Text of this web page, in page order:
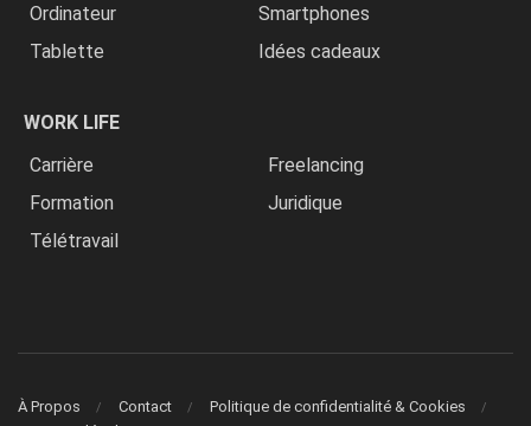
Ordinateur
Smartphones
Tablette
Idées cadeaux
WORK LIFE
Carrière
Freelancing
Formation
Juridique
Télétravail
À Propos Contact
Politique de confidentialité & Cookies